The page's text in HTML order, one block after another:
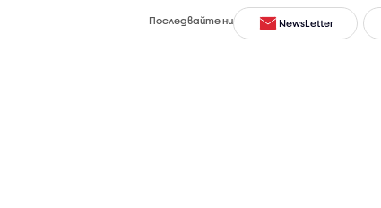
Последвайте ни NewsLetter